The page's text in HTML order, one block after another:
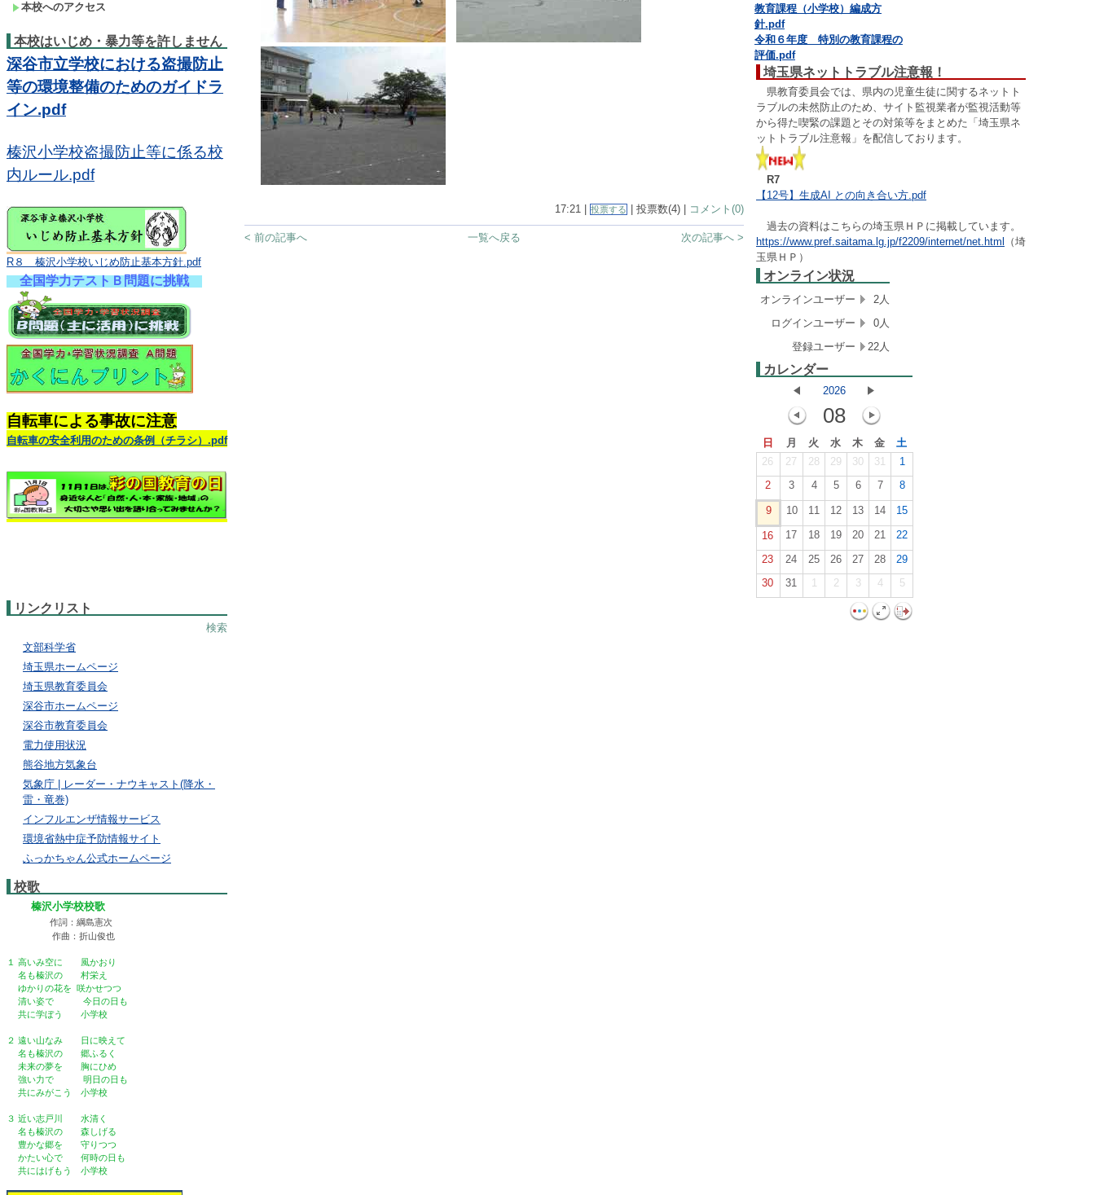
本校へのアクセス
本校はいじめ・暴力等を許しません
深谷市立学校における盗撮防止
等の環境整備のためのガイドラ
イン.pdf
榛沢小学校盗撮防止等に係る校
内ルール.pdf
R８ 榛沢小学校いじめ防止基本方針.pdf
全国学力テストＢ問題に挑戦
自転車による事故に注意
自転車の安全利用のための条例（チラシ）.pdf
リンクリスト
検索
文部科学省
埼玉県ホームページ
埼玉県教育委員会
深谷市ホームページ
深谷市教育委員会
電力使用状況
熊谷地方気象台
気象庁 | レーダー・ナウキャスト(降水・
雷・竜巻)
インフルエンザ情報サービス
環境省熱中症予防情報サイト
ふっかちゃん公式ホームページ
校歌
榛沢小学校校歌
作詞：綱島憲次
作曲：折山俊也
１ 高いみ空に 風かおり
名も榛沢の 村栄え
ゆかりの花を 咲かせつつ
清い姿で 今日の日も
共に学ぼう 小学校
２ 遠い山なみ 日に映えて
名も榛沢の 郷ふるく
未来の夢を 胸にひめ
強い力で 明日の日も
共にみがこう 小学校
３ 近い志戸川 水清く
名も榛沢の 森しげる
豊かな郷を 守りつつ
かたい心で 何時の日も
共にはげもう 小学校
17:21 | 投票する | 投票数(4) | コメント(0)
< 前の記事へ 次の記事へ >
一覧へ戻る
教育課程（小学校）編成方
針.pdf
令和６年度 特別の教育課程の
評価.pdf
埼玉県ネットトラブル注意報！
県教育委員会では、県内の児童生徒に関するネットト
ラブルの未然防止のため、サイト監視業者が監視活動等
から得た喫緊の課題とその対策等をまとめた「埼玉県ネ
ットトラブル注意報」を配信しております。
R7
【12号】生成AI との向き合い方.pdf
過去の資料はこちらの埼玉県ＨＰに掲載しています。
https://www.pref.saitama.lg.jp/f2209/internet/net.html
（埼
玉県ＨＰ）
オンライン状況
オンラインユーザー
2人
ログインユーザー
0人
登録ユーザー
22人
カレンダー
2026
08
日 月 火 水 木 金
土
26
27 28 29 30 31
1
2
3 4 5 6 7 8
9 10 11 12 13 14 15
16 17 18 19 20 21
22
23
24 25 26 27 28
29
30
31 1 2 3 4 5